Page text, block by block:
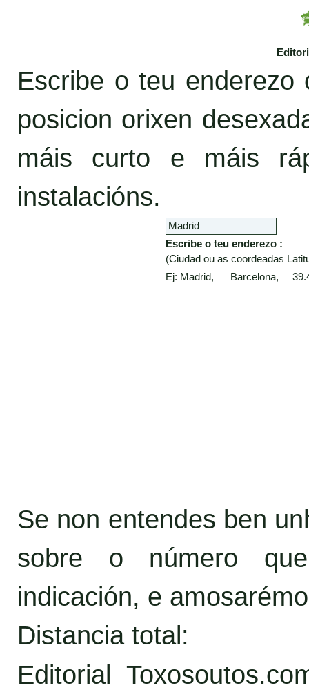
Escribe o teu
posicion orixen
máis curto e máis
instalacións.
Escribe o teu enderezo :
(Ciudad ou as coordeadas
Ej: Madrid, Barcelona,
Se non entendes ben
sobre o número
indicación, e
Distancia total:
Editorial